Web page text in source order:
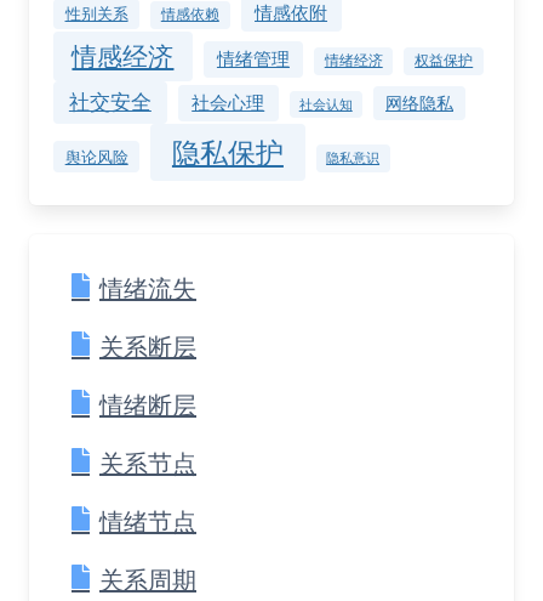
性别关系 情感依赖 情感依附
情感经济 情绪管理 情绪经济 权益保护
社交安全 社会心理 社会认知 网络隐私
舆论风险 隐私保护 隐私意识
情绪流失
关系断层
情绪断层
关系节点
情绪节点
关系周期